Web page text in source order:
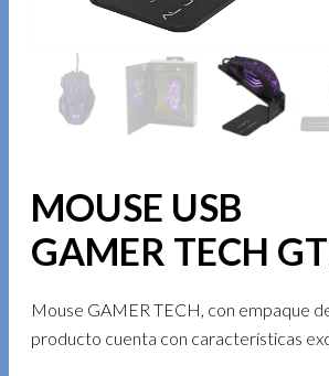
MOUSE USB
GAMER TECH
Mouse GAMER TECH, con empaque
producto cuenta con características